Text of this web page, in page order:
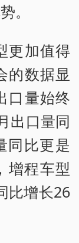
。
加值得
的数据显
口量始终
出口量同
同比更是
增程车型
比增长26